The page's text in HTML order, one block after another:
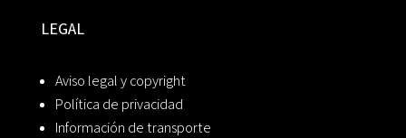
LEGAL
Aviso legal y copyright
Política de privacidad
Información de transporte